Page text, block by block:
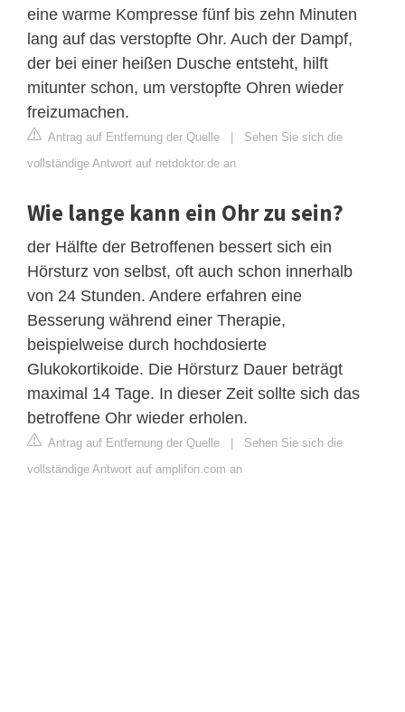
eine warme Kompresse fünf bis zehn Minuten
lang auf das verstopfte Ohr. Auch der Dampf,
der bei einer heißen Dusche entsteht, hilft
mitunter schon, um verstopfte Ohren wieder
freizumachen.
Antrag auf Entfernung der Quelle | Sehen Sie sich die
vollständige Antwort auf netdoktor.de an
Wie lange kann ein Ohr zu sein?
der Hälfte der Betroffenen bessert sich ein
Hörsturz von selbst, oft auch schon innerhalb
von 24 Stunden. Andere erfahren eine
Besserung während einer Therapie,
beispielweise durch hochdosierte
Glukokortikoide. Die Hörsturz Dauer beträgt
maximal 14 Tage. In dieser Zeit sollte sich das
betroffene Ohr wieder erholen.
Antrag auf Entfernung der Quelle | Sehen Sie sich die
vollständige Antwort auf amplifon.com an